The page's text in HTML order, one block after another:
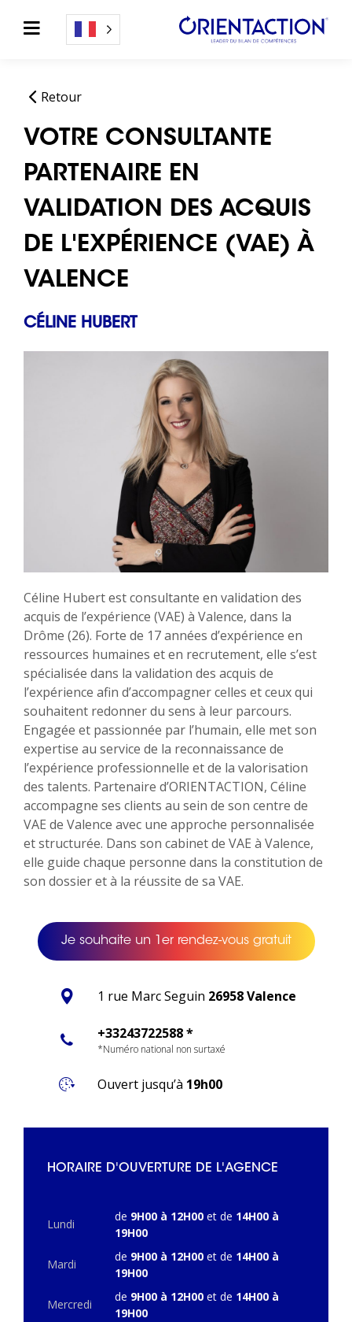
Retour
VOTRE CONSULTANTE
PARTENAIRE EN
VALIDATION DES ACQUIS
DE L'EXPÉRIENCE (VAE) À
VALENCE
CÉLINE HUBERT
Céline Hubert est consultante en validation des
acquis de l’expérience (VAE) à Valence, dans la
Drôme (26). Forte de 17 années d’expérience en
ressources humaines et en recrutement, elle s’est
spécialisée dans la validation des acquis de
l’expérience afin d’accompagner celles et ceux qui
souhaitent redonner du sens à leur parcours.
Engagée et passionnée par l’humain, elle met son
expertise au service de la reconnaissance de
l’expérience professionnelle et de la valorisation
des talents. Partenaire d’ORIENTACTION, Céline
accompagne ses clients au sein de son centre de
VAE de Valence avec une approche personnalisée
et structurée. Dans son cabinet de VAE à Valence,
elle guide chaque personne dans la constitution de
son dossier et à la réussite de sa VAE.
Je souhaite un 1er rendez-vous gratuit
1 rue Marc Seguin 26958 Valence
+33243722588 *
*Numéro national non surtaxé
Ouvert jusqu’à 19h00
HORAIRE D'OUVERTURE DE L'AGENCE
Lundi
de 9H00 à 12H00 et de 14H00 à
19H00
Mardi
de 9H00 à 12H00 et de 14H00 à
19H00
Mercredi
de 9H00 à 12H00 et de 14H00 à
19H00